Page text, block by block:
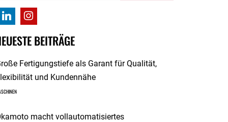
BEITRÄGE
Fertigungstiefe als Garant für Qualität,
und Kundennähe
macht vollautomatisiertes